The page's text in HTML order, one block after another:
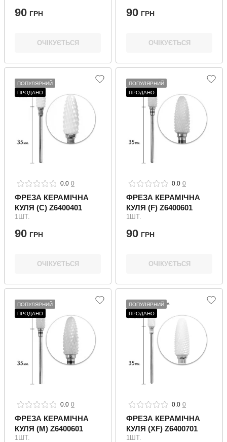
90 ГРН
ОЧІКУЄТЬСЯ
90 ГРН
ОЧІКУЄТЬСЯ
ПОПУЛЯРНИЙ
ПРОДАНО
0.0 0
ФРЕЗА КЕРАМІЧНА
КУЛЯ (C) Z6400401
1ШТ.
90 ГРН
ОЧІКУЄТЬСЯ
ПОПУЛЯРНИЙ
ПРОДАНО
0.0 0
ФРЕЗА КЕРАМІЧНА
КУЛЯ (F) Z6400601
1ШТ.
90 ГРН
ОЧІКУЄТЬСЯ
ПОПУЛЯРНИЙ
ПРОДАНО
0.0 0
ФРЕЗА КЕРАМІЧНА
КУЛЯ (M) Z6400601
1ШТ.
ПОПУЛЯРНИЙ
ПРОДАНО
0.0 0
ФРЕЗА КЕРАМІЧНА
КУЛЯ (XF) Z6400701
1ШТ.